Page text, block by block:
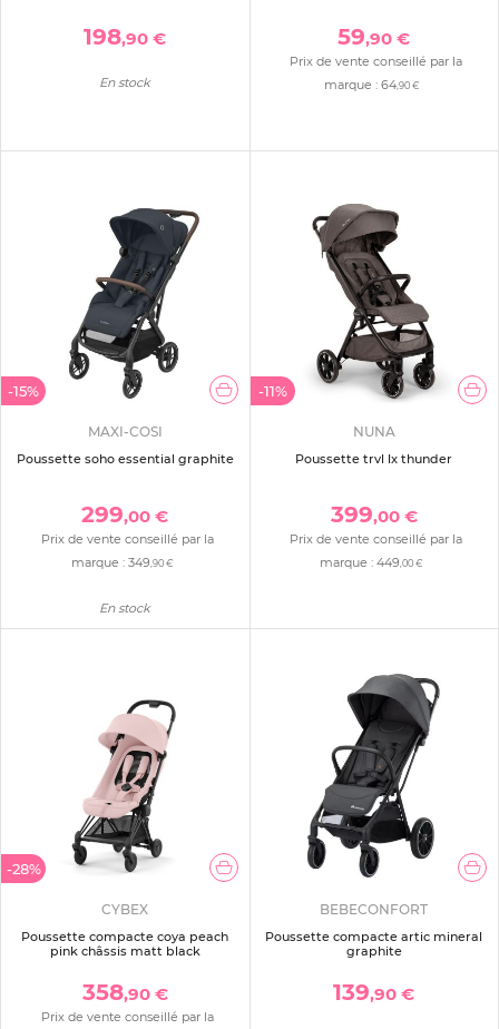
198,90 €
En stock
59,90 €
Prix de vente conseillé par la
marque : 64,90 €
-15%
MAXI-COSI
Poussette soho essential graphite
299,00 €
Prix de vente conseillé par la
marque :349,90 €
En stock
-11%
NUNA
Poussette trvl lx thunder
399,00 €
Prix de vente conseillé par la
marque :449,00 €
-28%
CYBEX
Poussette compacte coya peach
pink châssis matt black
358,90 €
Prix de vente conseillé par la
BEBECONFORT
Poussette compacte artic mineral
graphite
139,90 €